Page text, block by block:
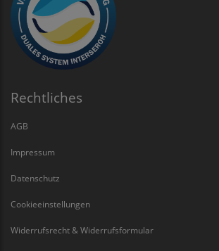
Rechtliches
AGB
Impressum
Datenschutz
Cookieeinstellungen
Widerrufsrecht & Widerrufsformular